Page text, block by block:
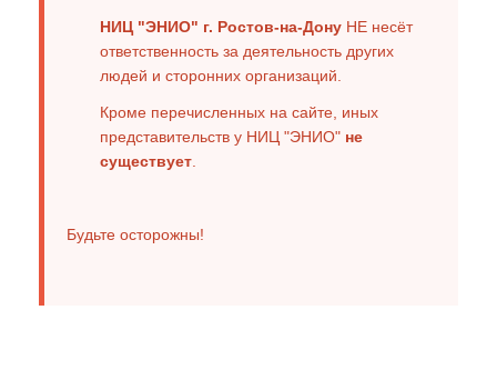
НИЦ "ЭНИО" г. Ростов-на-Дону НЕ несёт
ответственность за деятельность других
людей и сторонних организаций.
Кроме перечисленных на сайте, иных
представительств у НИЦ "ЭНИО" не
существует
Будьте осторожны!